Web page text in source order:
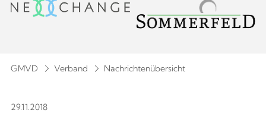
GMVD Verband Nachrichtenübersicht
29.11.2018